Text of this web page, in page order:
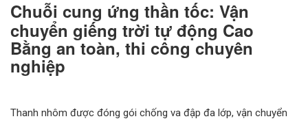
Chuỗi cung ứng thần tốc: Vận
chuyển giếng trời tự động Cao
Bằng an toàn, thi công chuyên
nghiệp
Thanh nhôm được đóng gói chống va đập đa lớp, vận chuyển